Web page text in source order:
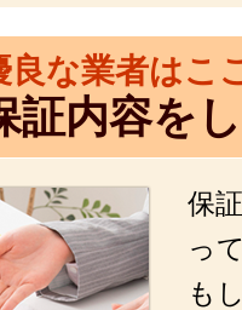
良な業者はこ
証内容を
保
っ
も